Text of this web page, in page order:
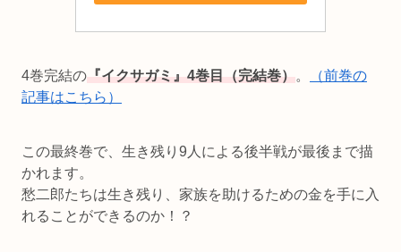
4巻完結の『イクサガミ』4巻目（完結巻）。
（前巻の
記事はこちら）
この最終巻で、生き残り9人による後半戦が最後まで描
かれます。
愁二郎たちは生き残り、家族を助けるための金を手に入
れることができるのか！？